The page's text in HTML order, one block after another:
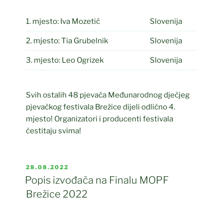
1. mjesto: Iva Mozetič Slovenija
2. mjesto: Tia Grubelnik Slovenija
3. mjesto: Leo Ogrizek Slovenija
Svih ostalih 48 pjevača Međunarodnog dječjeg
pjevačkog festivala Brežice dijeli odlično 4.
mjesto! Organizatori i producenti festivala
čestitaju svima!
POSTED
ON
28.08.2022
Popis izvođača na Finalu MOPF
Brežice 2022